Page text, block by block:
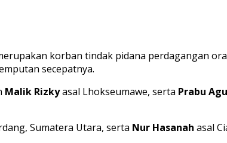
korban tindak pidana perdagangan
secepatnya.
Malik Rizkyasal Lhokseumawe, serta Prabu
Sumatera Utara, serta Nur Hasanah asal